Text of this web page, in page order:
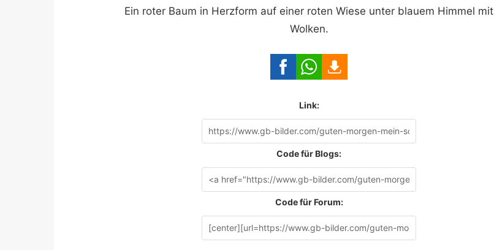
Ein roter Baum in Herzform auf einer roten Wiese unter blauem Himmel mit
Wolken.
Link:
Code für Blogs:
Code für Forum: